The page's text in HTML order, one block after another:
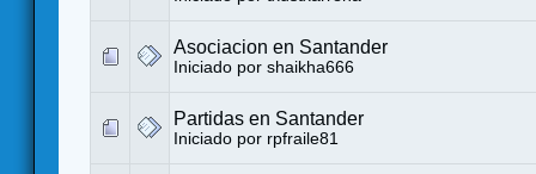
Asociacion en Santander
Iniciado por shaikha666
Partidas en Santander
Iniciado por rpfraile81